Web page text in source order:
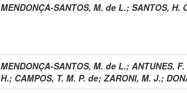
MENDONÇA-SANTOS, M. de L.; SANTOS, H.
MENDONÇA-SANTOS, M. de L.; ANTUNES,
H.; CAMPOS, T. M. P. de; ZARONI, M. J.;